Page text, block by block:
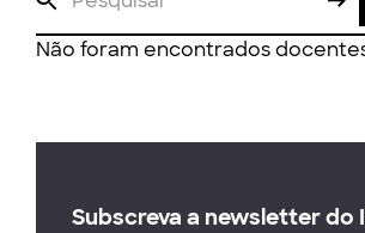
Não foram encontrados
Subscreva a newsletter do